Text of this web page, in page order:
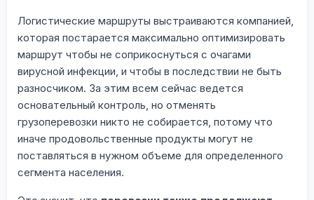
Логистические маршруты выстраиваются компанией,
которая постарается максимально оптимизировать
маршрут чтобы не соприкоснуться с очагами
вирусной инфекции, и чтобы в последствии не быть
разносчиком. За этим всем сейчас ведется
основательный контроль, но отменять
грузоперевозки никто не собирается, потому что
иначе продовольственные продукты могут не
поставляться в нужном объеме для определенного
сегмента населения.